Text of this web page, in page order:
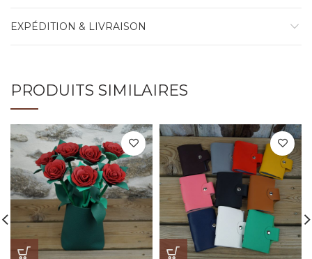
EXPÉDITION & LIVRAISON
PRODUITS SIMILAIRES